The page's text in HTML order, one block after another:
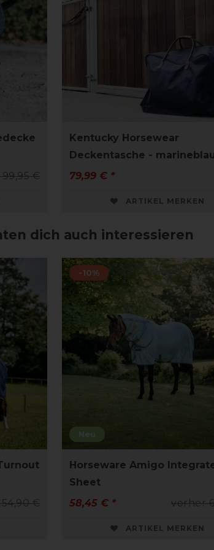
€
Kentucky Horsewear
Deckentasche - marineblau
79,99 € *
ARTIKEL MERKEN
dich auch interessieren
€
Neu
-10%
Horseware Amigo
Sheet
vorher
58,45 € *
ARTIKEL MERKEN